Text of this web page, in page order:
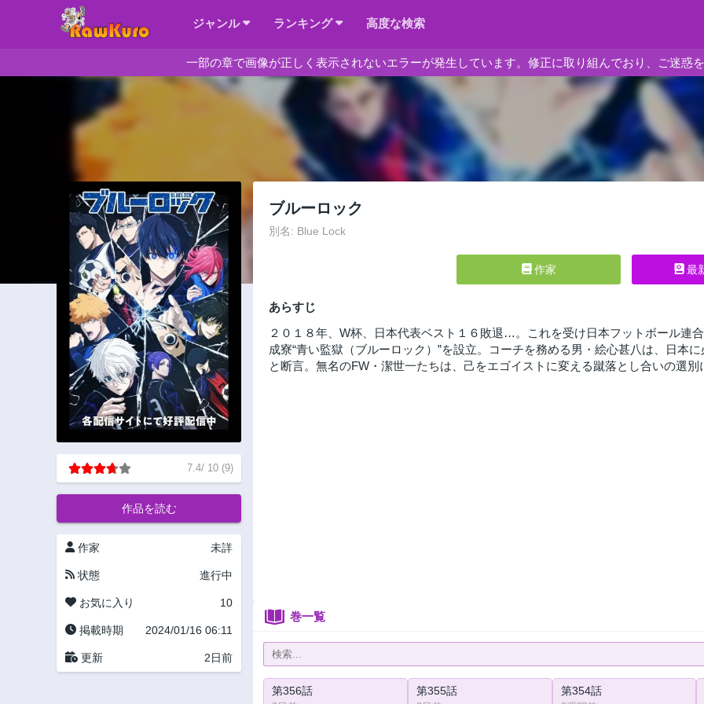
ジャンル ランキング 高度な検索
一部の章で画像が正しく表示されないエラーが発生しています。修正に取り組んでおり、ご迷惑
7.4/ 10 (9)
作品を読む
作家 未詳
状態 進行中
お気に入り 10
掲載時期 2024/01/16 06:11
更新 2日前
ブルーロック
別名: Blue Lock
作家 最
あらすじ
２０１８年、W杯、日本代表ベスト１６敗退…。これを受け日本フットボール連
成寮“青い監獄（ブルーロック）”を設立。コーチを務める男・絵心甚八は、日本
と断言。無名のFW・潔世一たちは、己をエゴイストに変える蹴落とし合いの選別
巻一覧
第356話 第355話 第354話